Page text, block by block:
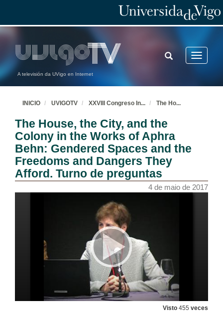
A televisión da UVigo en Internet
Toggle
TOGGLE
SEARCH
INICIO UVIGOTV XXVIII Congreso In... The Ho...
The House, the City, and the
Colony in the Works of Aphra
Behn: Gendered Spaces and the
Freedoms and Dangers They
Afford. Turno de preguntas
4 de maio de 2017
Visto 455 veces